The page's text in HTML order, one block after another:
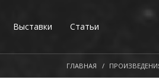
Выставки Статьи
ГЛАВНАЯ